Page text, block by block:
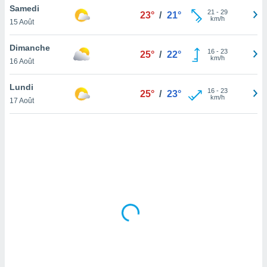
en
de
Samedi
15 Août
23° / 21° 21 - 29
km/h
Dimanche
16 Août
25° / 22° 16- 23
km/h
Lundi
17 Août
25° / 23° 16- 23
km/h